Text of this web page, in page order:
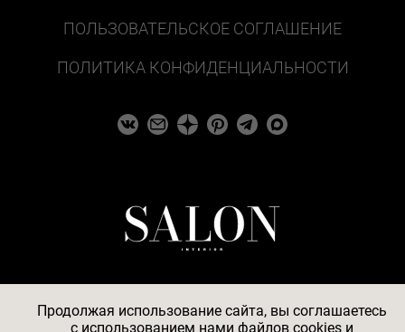
ПОЛЬЗОВАТЕЛЬСКОЕ СОГЛАШЕНИЕ
ПОЛИТИКА КОНФИДЕНЦИАЛЬНОСТИ
Продолжая использование сайта, вы соглашаетесь
c использованием нами файлов cookiesи